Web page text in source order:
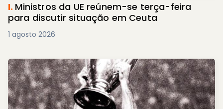
I. Ministros da UE reúnem-se terça-feira
para discutir situação em Ceuta
1 agosto 2026